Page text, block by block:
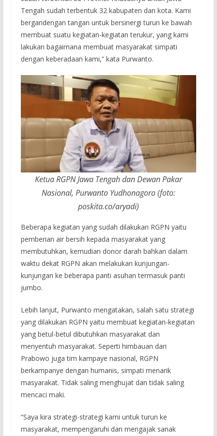
Tengah sudah terbentuk 32 kabupaten dan kota. Kami
bergandengan tangan untuk bersinergi turun ke bawah
membuat suatu kegiatan-kegiatan terukur, yang kami
lakukan bagaimana membuat masyarakat simpati
dengan keberadaan kami,” kata Purwanto.
Ketua RGPN Jawa Tengah dan Dewan Pakar
Nasional, Purwanto Yudhonagoro (foto:
poskita.co/aryadi)
Beberapa kegiatan yang sudah dilakukan RGPN yaitu
pemberian air bersih kepada masyarakat yang
membutuhkan, kemudian donor darah bahkan dalam
waktu dekat RGPN akan melakukan kunjungan-
kunjungan ke beberapa panti asuhan termasuk panti
jumbo.
Lebih lanjut, Purwanto mengatakan, salah satu strategi
yang dilakukan RGPN yaitu membuat kegiatan-kegiatan
yang betul-betul dibutuhkan masyarakat dan
menyentuh masyarakat. Seperti himbauan dari
Prabowo juga tim kampaye nasional, RGPN
berkampanye dengan humanis, simpati menarik
masyarakat. Tidak saling menghujat dan tidak saling
mencaci maki.
“Saya kira strategi-strategi kami untuk turun ke
masyarakat, mempengaruhi dan mengajak sanak